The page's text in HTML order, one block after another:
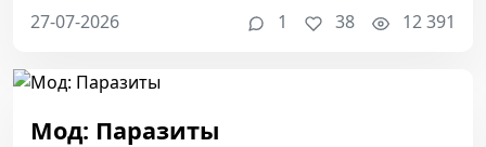
27-07-2026
1 38 12 391
Мод: Паразиты